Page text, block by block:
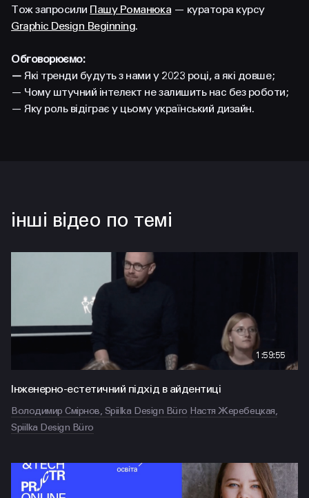
Тож запросили Пашу Романюка — куратора курсу
Graphic Design Beginning.
Обговорюємо:
—Які тренди будуть з нами у 2023 році, а які довше;
— Чому штучний інтелект не залишить нас без роботи;
— Яку роль відіграє у цьому український дизайн.
інші відео по темі
1:59:55
Інженерно-естетичний підхід в айдентиці
Володимир Смірнов, Spiilka Design Büro Настя Жеребецкая,
Spiilka Design Büro